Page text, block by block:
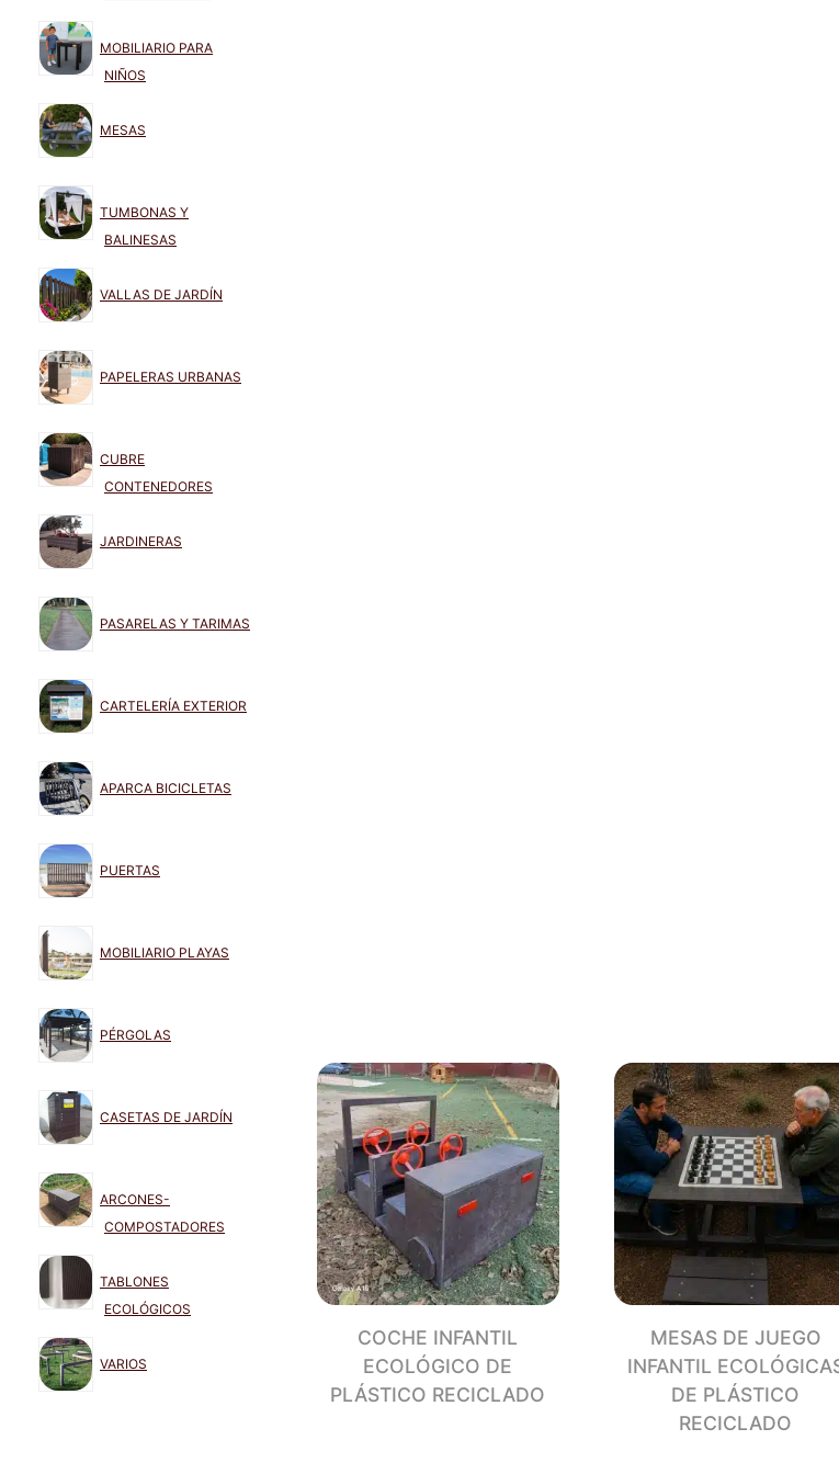
COCHE INFANTIL
ECOLÓGICO DE
PLÁSTICO RECICLADO
MESAS DE JUEGO
INFANTIL
DE PLÁSTICO
RECICLADO
MOBILIARIO PARA
NIÑOS
MESAS
TUMBONAS Y
BALINESAS
VALLAS DE JARDÍN
PAPELERAS URBANAS
CUBRE
CONTENEDORES
JARDINERAS
PASARELAS Y TARIMAS
CARTELERÍA EXTERIOR
APARCA BICICLETAS
PUERTAS
MOBILIARIO PLAYAS
PÉRGOLAS
CASETAS DE JARDÍN
ARCONES-
COMPOSTADORES
TABLONES
ECOLÓGICOS
VARIOS